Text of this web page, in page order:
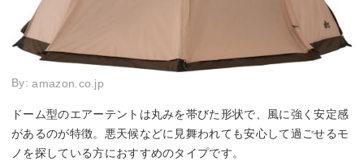
By:amazon.co.jp
ドーム型のエアーテントは丸みを帯びた形状で、風に強く安定感
があるのが特徴。悪天候などに見舞われても安心して過ごせるモ
ノを探している方におすすめのタイプです。